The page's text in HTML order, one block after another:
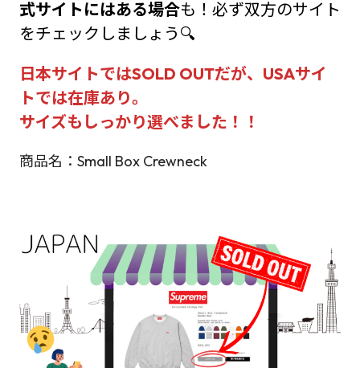
式サイトにはある場合も！必ず双方のサイト
をチェックしましょう🔍
日本サイトではSOLD OUTだが、USAサイ
トでは在庫あり。
サイズもしっかり選べました！！
商品名：Small Box Crewneck